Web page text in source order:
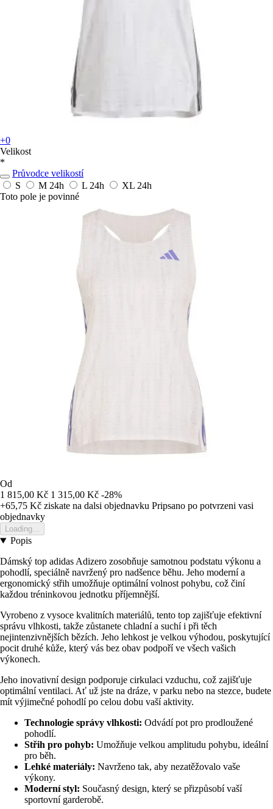
+0
Velikost
*
Průvodce velikostí
S
M 24h L 24h XL 24h
Toto pole je povinné
Od
1 815,00 Kč 1 315,00 Kč -28%
+65,75 Kč ziskate na dalsi objednavku Pripsano po potvrzeni vasi
objednavky
Loading...
Popis
Dámský top adidas Adizero zosobňuje samotnou podstatu výkonu a
pohodlí, speciálně navržený pro nadšence běhu. Jeho moderní a
ergonomický střih umožňuje optimální volnost pohybu, což činí
každou tréninkovou jednotku příjemnější.
Vyrobeno z vysoce kvalitních materiálů, tento top zajišťuje efektivní
správu vlhkosti, takže zůstanete chladní a suchí i při těch
nejintenzivnějších bězích. Jeho lehkost je velkou výhodou, poskytující
pocit druhé kůže, který vás bez obav podpoří ve všech vašich
výkonech.
Jeho inovativní design podporuje cirkulaci vzduchu, což zajišťuje
optimální ventilaci. Ať už jste na dráze, v parku nebo na stezce, budete
mít výjimečné pohodlí po celou dobu vaší aktivity.
Technologie správy vlhkosti: Odvádí pot pro prodloužené
pohodlí.
Střih pro pohyb: Umožňuje velkou amplitudu pohybu, ideální
pro běh.
Lehké materiály: Navrženo tak, aby nezatěžovalo vaše
výkony.
Moderní styl: Současný design, který se přizpůsobí vaší
sportovní garderobě.